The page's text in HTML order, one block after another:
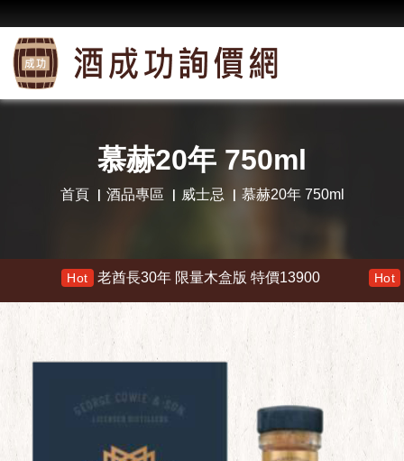
慕赫20年 750ml
首頁 酒品專區 威士忌 慕赫20年 750ml
老酋長30年 限量木盒版 特價13900 Hot 響 30年 特